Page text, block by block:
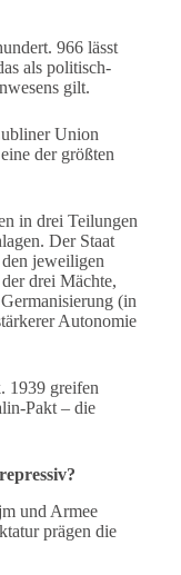
966 lässt
als politisch-
gilt.
Union
der größten
in drei Teilungen
Der Staat
jeweiligen
drei Mächte,
(in
Autonomie
1939 greifen
Pakt – die
und Armee
prägen die